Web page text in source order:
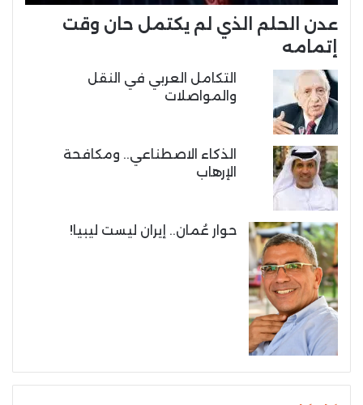
عدن الحلم الذي لم يكتمل حان وقت
إتمامه
التكامل العربي في النقل
والمواصلات
الذكاء الاصطناعي.. ومكافحة
الإرهاب
حوار عُمان.. إيران ليست ليبيا!